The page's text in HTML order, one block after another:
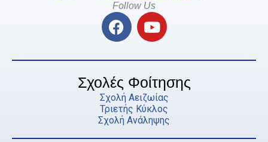
Follow Us
F
a
e
b
o
o
k
Y
o
t
u
b
e
Σχολές Φοίτησης
Σχολή Αειζωίας
Τριετής Κύκλος
Σχολή Ανάληψης